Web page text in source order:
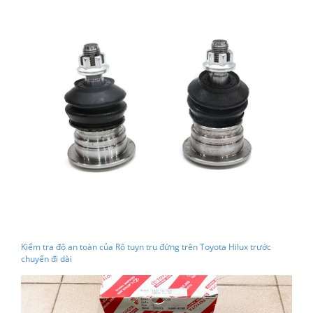
Kiểm tra độ an toàn của Rô tuyn trụ đứng trên Toyota Hilux trước
chuyến đi dài